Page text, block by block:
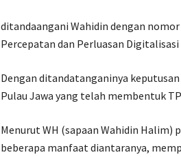
ditandaangani Wahidin dengan
Percepatan dan Perluasan
Dengan ditandatanganinya
Pulau Jawa yang telah membentuk
Menurut WH (sapaan Wahidin
beberapa manfaat diantaranya,